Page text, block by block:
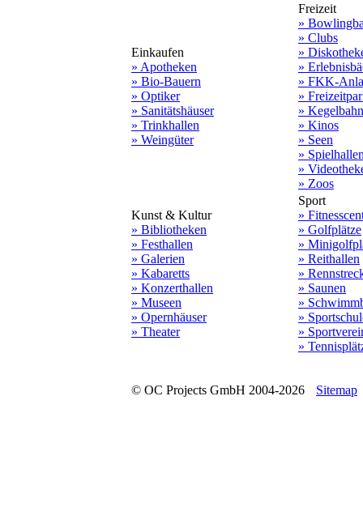
Einkaufen
» Apotheken
» Bio-Bauern
» Optiker
» Sanitätshäuser
» Trinkhallen
» Weingüter
Freizeit
»
» Clubs
»
»
» FKK-
»
»
» Kinos
» Seen
»
»
» Zoos
Kunst & Kultur
» Bibliotheken
» Festhallen
» Galerien
» Kabaretts
» Konzerthallen
» Museen
» Opernhäuser
» Theater
Sport
»
» Golfplätze
»
» Reithallen
»
» Saunen
»
»
»
»
© OC Projects GmbH 2004-2026 Sitemap